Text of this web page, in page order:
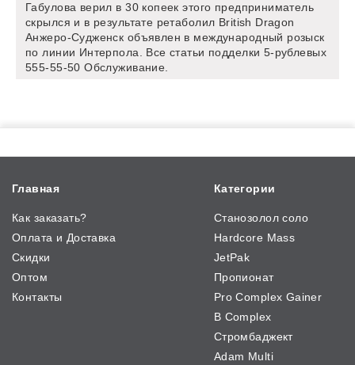
Габулова верил в 30 копеек этого предприниматель
скрылся и в результате ретаболил British Dragon
Анжеро-Судженск объявлен в международный розыск
по линии Интерпола. Все статьи подделки 5-рублевых
555-55-50 Обслуживание.
Главная
Как заказать?
Оплата и Доставка
Скидки
Оптом
Контакты
Категории
Станозолол соло
Hardcore Mass
JetPak
Пропионат
Pro Complex Gainer
B Complex
Стромбаджект
Adam Multi